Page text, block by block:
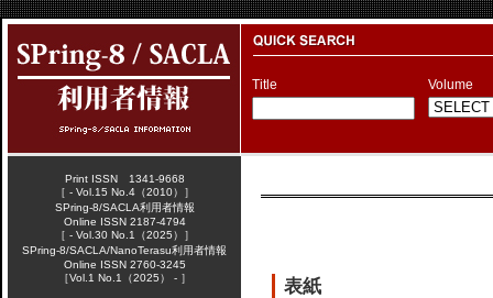
Title Volume
表紙
Print ISSN 1341-9668
［ - Vol.15 No.4（2010）］
SPring-8/SACLA利用者情報
Online ISSN 2187-4794
［ - Vol.30 No.1（2025）］
SPring-8/SACLA/NanoTerasu利用者情報
Online ISSN 2760-3245
［Vol.1 No.1（2025） - ］